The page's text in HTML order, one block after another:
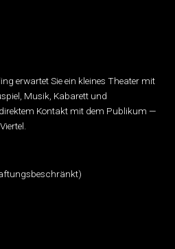
erwartet Sie ein kleines Theater mit
Musik, Kabarett und
Kontakt mit dem Publikum —